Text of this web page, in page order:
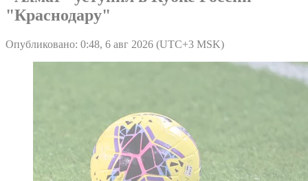
"Краснодару"
Опубликовано: 0:48, 6 авг 2026 (UTC+3 MSK)